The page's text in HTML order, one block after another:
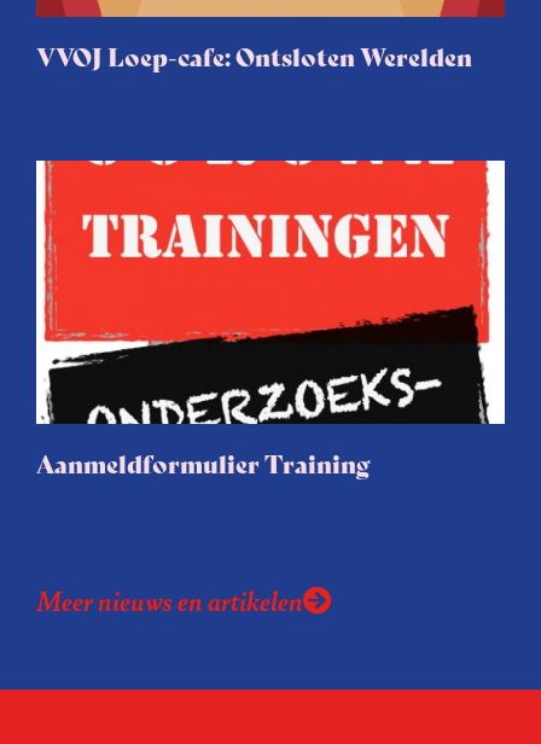
VVOJ Loep-cafe: Ontsloten Werelden
Aanmeldformulier Training
Meer nieuws en artikelen